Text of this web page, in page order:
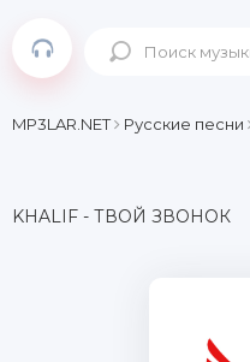
MP3LAR.NET Русские песни
KHALIF - ТВОЙ ЗВОНОК